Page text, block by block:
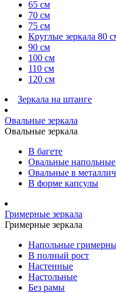
65 см
70 см
75 см
Круглые зеркала 80
90 см
100 см
110 см
120 см
Зеркала на штанге
Овальные зеркала
Овальные зеркала
В багете
Овальные напольные
Овальные в
В форме капсулы
Гримерные зеркала
Гримерные зеркала
Напольные
В полный рост
Настенные
Настольные
Без рамы